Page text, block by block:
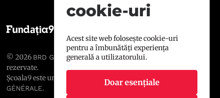
© 2026 BRD GROUPE SOCIÉTÉ GÉNÉRALE
rezervate.
Școala9 este un proiect susținut de
BRD GROUPE SOCIÉTÉ
GÉNÉRALE.
cookie-uri
Acest site web folosește cookie-uri
pentru a îmbunătăți experiența
generală a utilizatorului.
Doar esențiale